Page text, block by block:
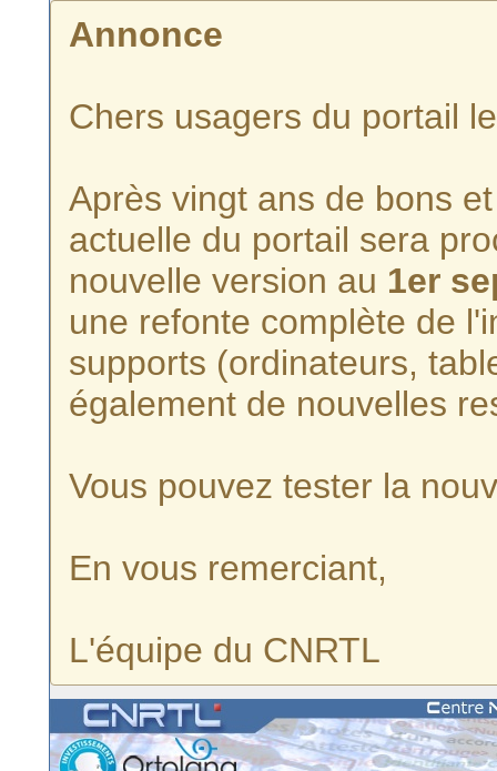
Annonce
Chers usagers du portail
Après vingt ans de bons
actuelle du portail sera
nouvelle version au 1er
une refonte complète de
supports (ordinateurs,
également de nouvelles
Vous pouvez tester la
En vous remerciant,
L'équipe du CNRTL